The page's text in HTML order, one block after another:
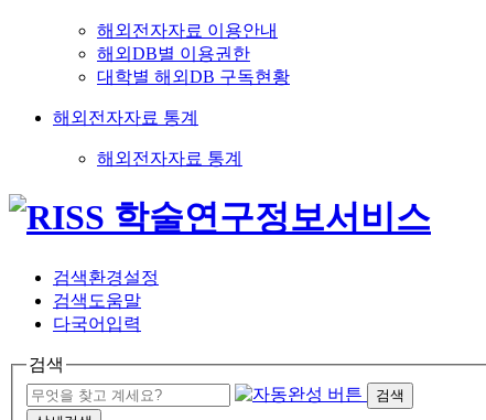
해외전자자료 이용안내
해외DB별 이용권한
대학별 해외DB 구독현황
해외전자자료 통계
해외전자자료 통계
검색환경설정
검색도움말
다국어입력
검색
검색